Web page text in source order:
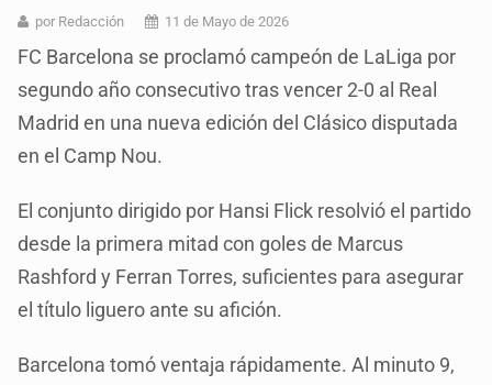
por Redacción 11 de Mayo de 2026
FC Barcelona se proclamó campeón de LaLiga por
segundo año consecutivo tras vencer 2-0 al Real
Madrid en una nueva edición del Clásico disputada
en el Camp Nou.
El conjunto dirigido por Hansi Flick resolvió el partido
desde la primera mitad con goles de Marcus
Rashford y Ferran Torres, suficientes para asegurar
el título liguero ante su afición.
Barcelona tomó ventaja rápidamente. Al minuto 9,